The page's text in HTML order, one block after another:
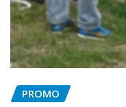
PROMO